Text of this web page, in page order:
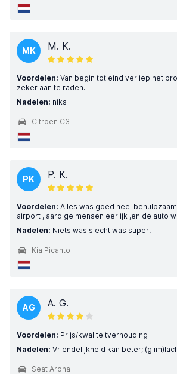
MK M. K.
Voordelen: Van begin tot eind verliep het
zeker aan te raden.
Nadelen: niks
Citroën C3
PK P. K.
Voordelen: Alles was goed heel
airport , aardige mensen eerlijk ,en de auto
Nadelen: Niets was slecht was super!
Kia Picanto
AG A. G.
Voordelen: Prijs/kwaliteitverhouding
Nadelen: Vriendelijkheid kan beter;
Seat Arona